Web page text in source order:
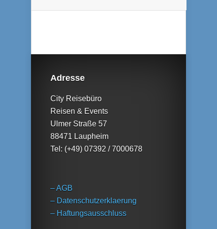
Adresse
City Reisebüro
Reisen & Events
Ulmer Straße 57
88471 Laupheim
Tel: (+49) 07392 / 7000678
– AGB
– Datenschutzerklaerung
– Haftungsausschluss